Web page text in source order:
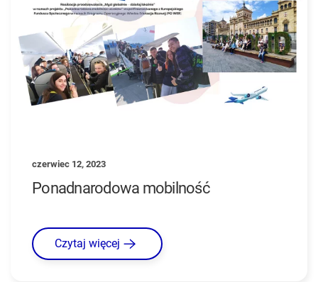
czerwiec 12, 2023
Ponadnarodowa mobilność
Czytaj więcej